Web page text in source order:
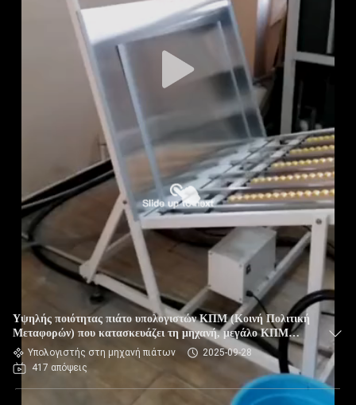
Υψηλής ποιότητας πιάτο υπολογιστών ΚΠΜ (Κοινή Πολιτική
Μεταφορών) που κατασκευάζει τη μηχανή, μεγάλο ΚΠΜ
(Κοινή Πολιτική Μεταφορών) πιάτο που κατασκευάζει τη
μηχανή, θερμικό πιάτο ΚΠΜ (Κοινή Πολιτική Μεταφορών)
που κατασκευάζει τη μηχανή
Υπολογιστής στη μηχανή πιάτων
2025-09-28
417 απόψεις